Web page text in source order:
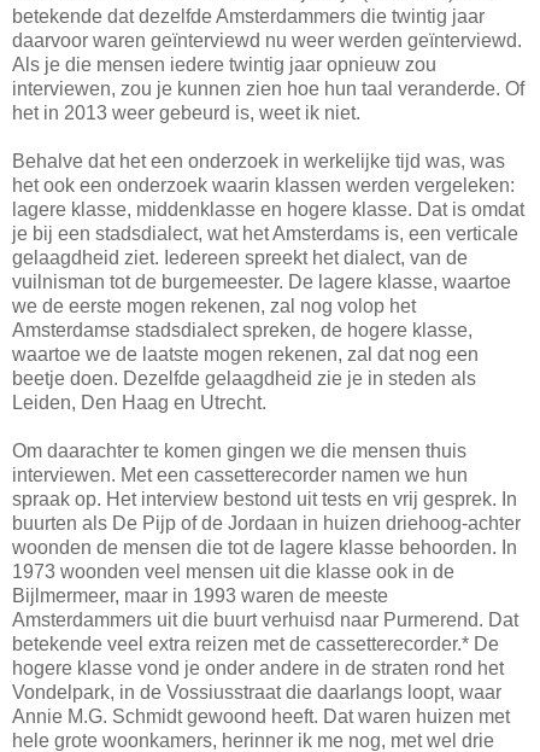
betekende dat dezelfde Amsterdammers die twintig jaar
daarvoor waren geïnterviewd nu weer werden geïnterviewd.
Als je die mensen iedere twintig jaar opnieuw zou
interviewen, zou je kunnen zien hoe hun taal veranderde. Of
het in 2013 weer gebeurd is, weet ik niet.
Behalve dat het een onderzoek in werkelijke tijd was, was
het ook een onderzoek waarin klassen werden vergeleken:
lagere klasse, middenklasse en hogere klasse. Dat is omdat
je bij een stadsdialect, wat het Amsterdams is, een verticale
gelaagdheid ziet. Iedereen spreekt het dialect, van de
vuilnisman tot de burgemeester. De lagere klasse, waartoe
we de eerste mogen rekenen, zal nog volop het
Amsterdamse stadsdialect spreken, de hogere klasse,
waartoe we de laatste mogen rekenen, zal dat nog een
beetje doen. Dezelfde gelaagdheid zie je in steden als
Leiden, Den Haag en Utrecht.
Om daarachter te komen gingen we die mensen thuis
interviewen. Met een cassetterecorder namen we hun
spraak op. Het interview bestond uit tests en vrij gesprek. In
buurten als De Pijp of de Jordaan in huizen driehoog-achter
woonden de mensen die tot de lagere klasse behoorden. In
1973 woonden veel mensen uit die klasse ook in de
Bijlmermeer, maar in 1993 waren de meeste
Amsterdammers uit die buurt verhuisd naar Purmerend. Dat
betekende veel extra reizen met de cassetterecorder.* De
hogere klasse vond je onder andere in de straten rond het
Vondelpark, in de Vossiusstraat die daarlangs loopt, waar
Annie M.G. Schmidt gewoond heeft. Dat waren huizen met
hele grote woonkamers, herinner ik me nog, met wel drie